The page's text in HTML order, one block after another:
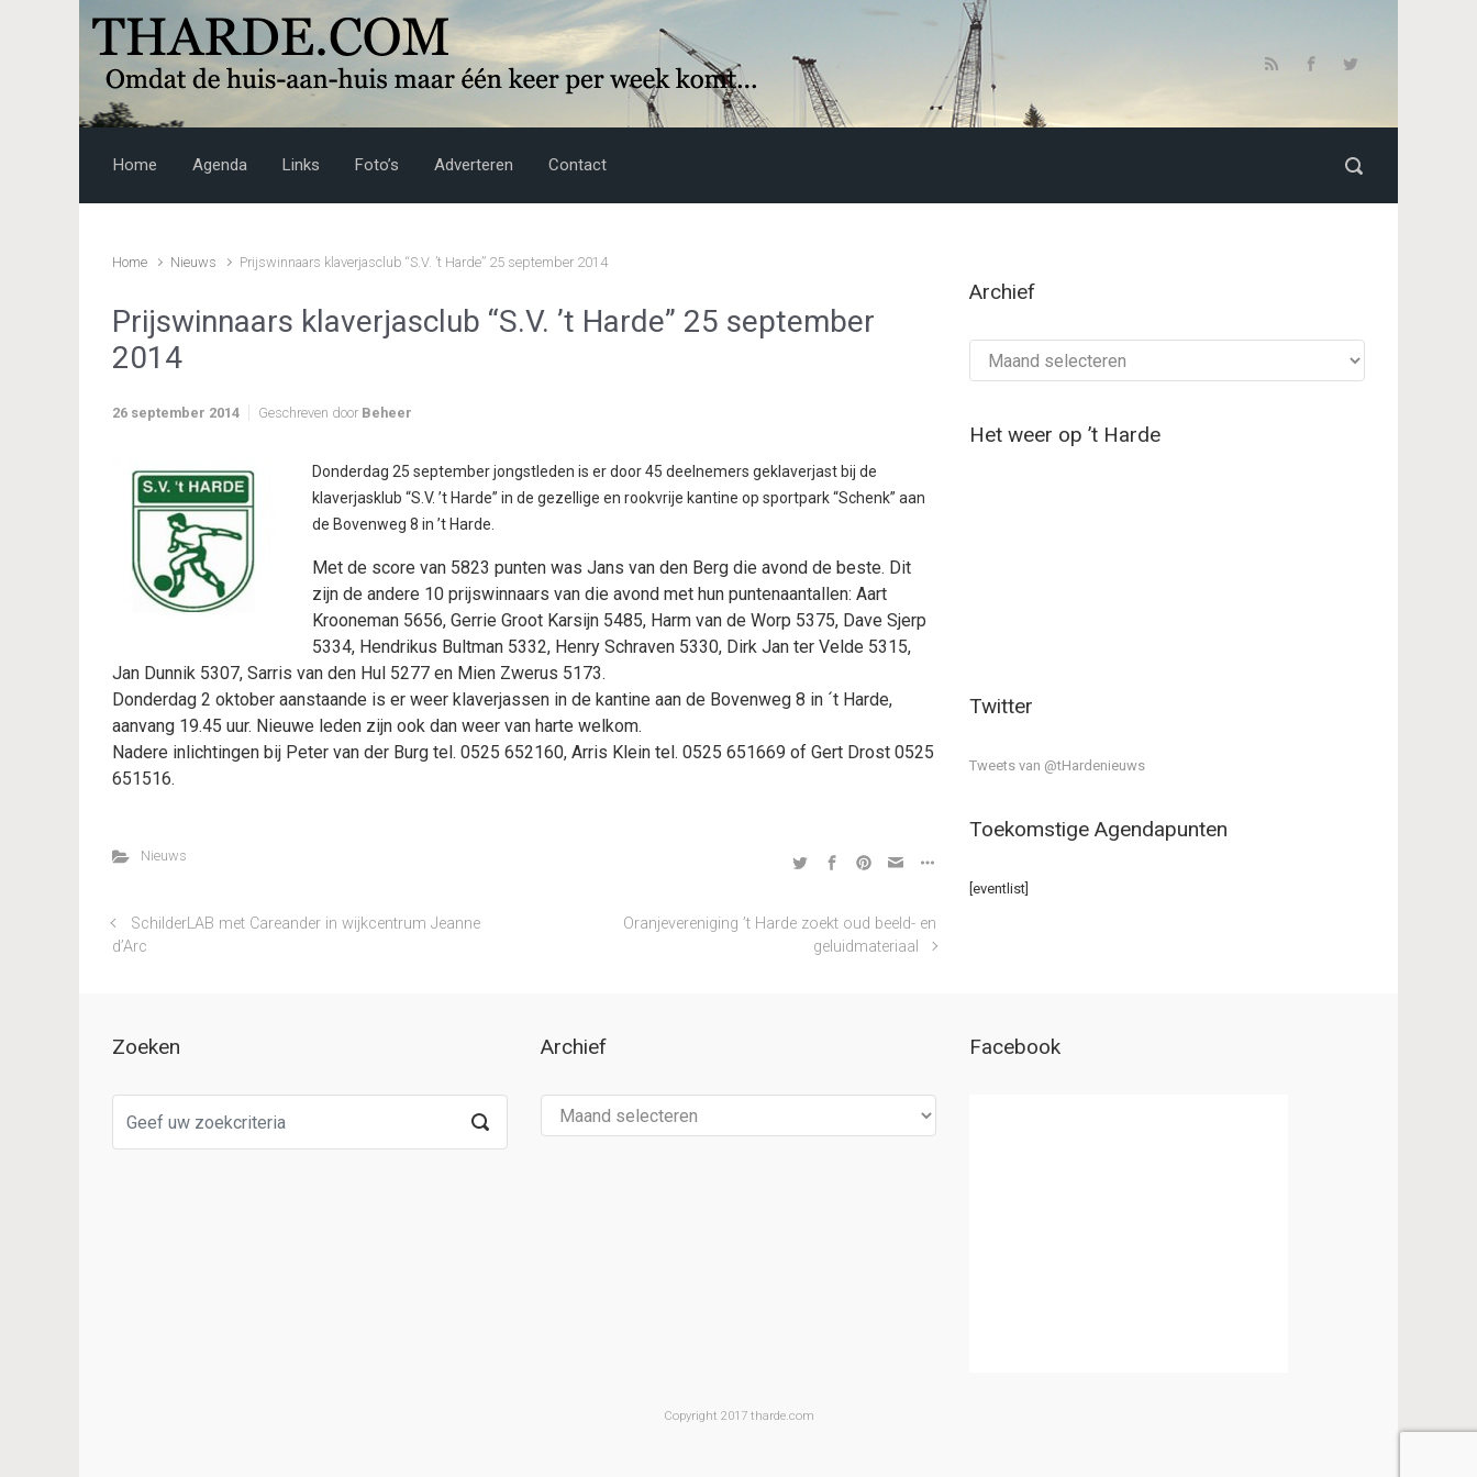
Skip to main content
Home Agenda Links Foto’s Adverteren Contact
Home Nieuws Prijswinnaars klaverjasclub “S.V. ’t Harde” 25 september 2014
Prijswinnaars klaverjasclub “S.V. ’t Harde” 25 september
2014
26 september 2014 Geschreven door Beheer
Donderdag 25 september jongstleden is er door 45 deelnemers geklaverjast bij de
klaverjasklub “S.V. ’t Harde” in de gezellige en rookvrije kantine op sportpark “Schenk” aan
de Bovenweg 8 in ’t Harde.
Met de score van 5823 punten was Jans van den Berg die avond de beste. Dit
zijn de andere 10 prijswinnaars van die avond met hun puntenaantallen: Aart
Krooneman 5656, Gerrie Groot Karsijn 5485, Harm van de Worp 5375, Dave Sjerp
5334, Hendrikus Bultman 5332, Henry Schraven 5330, Dirk Jan ter Velde 5315,
Jan Dunnik 5307, Sarris van den Hul 5277 en Mien Zwerus 5173.
Donderdag 2 oktober aanstaande is er weer klaverjassen in de kantine aan de Bovenweg 8 in ´t Harde,
aanvang 19.45 uur. Nieuwe leden zijn ook dan weer van harte welkom.
Nadere inlichtingen bij Peter van der Burg tel. 0525 652160, Arris Klein tel. 0525 651669 of Gert Drost 0525
651516.
Nieuws
SchilderLAB met Careander in wijkcentrum Jeanne
d’Arc
Oranjevereniging ’t Harde zoekt oud beeld- en
geluidmateriaal
Archief
Het weer op ’t Harde
Twitter
Tweets van @tHardenieuws
Toekomstige Agendapunten
[eventlist]
Zoeken Archief Facebook
Copyright 2017 tharde.com